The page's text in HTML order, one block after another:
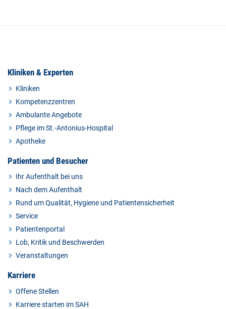
Kliniken & Experten
Kliniken
Kompetenzzentren
Ambulante Angebote
Pflege im St.-Antonius-Hospital
Apotheke
Patienten und Besucher
Ihr Aufenthalt bei uns
Nach dem Aufenthalt
Rund um Qualität, Hygiene und Patientensicherheit
Service
Patientenportal
Lob, Kritik und Beschwerden
Veranstaltungen
Karriere
Offene Stellen
Karriere starten im SAH